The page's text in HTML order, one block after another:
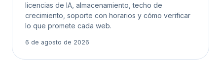
licencias de IA, almacenamiento, techo de
crecimiento, soporte con horarios y cómo verificar
lo que promete cada web.
6 de agosto de 2026